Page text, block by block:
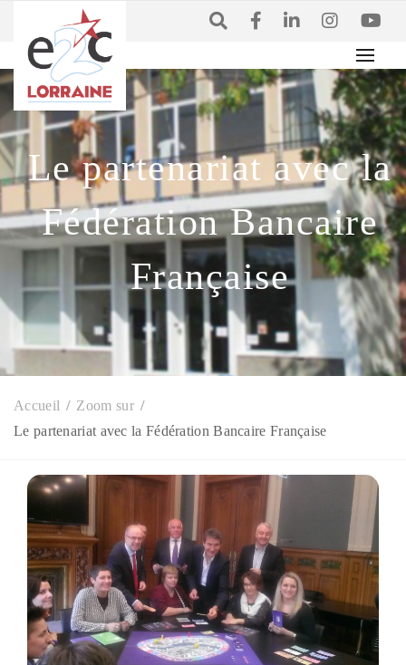
Accueil
Zoom sur
Le partenariat avec la Fédération Bancaire Française
Le partenariat avec la
Fédération Bancaire
Française